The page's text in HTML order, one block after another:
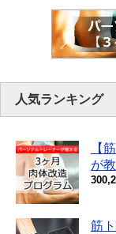
人気ランキング
【
が
筋